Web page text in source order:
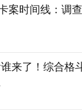
案时间线：调
来了！综合格